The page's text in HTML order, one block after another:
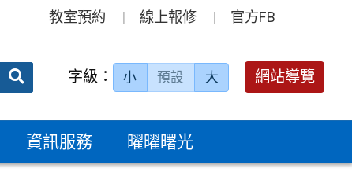
教室預約 線上報修 官方FB
送出 字級： 小 預設 大 網站導覽
資訊服務 曜曜曙光